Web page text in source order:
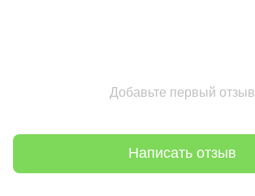
Добавьте первый отзыв
Написать отзыв